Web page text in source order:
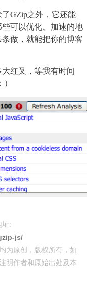
GZip之外，它还能
可以优化、加速的地
做，就能把你的博客
红叉，等我有时间
址:
js/
为原创，版权所有，如
明作者和原始出处及本